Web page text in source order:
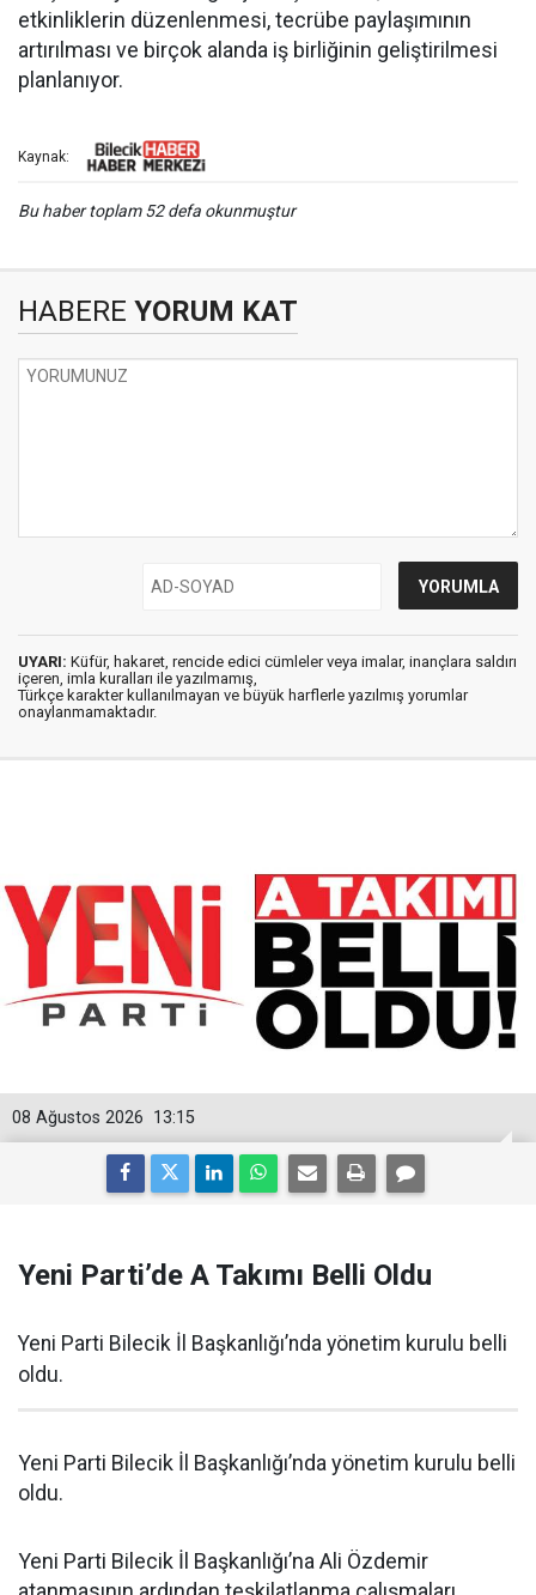
etkinliklerin düzenlenmesi, tecrübe paylaşımının
artırılması ve birçok alanda iş birliğinin geliştirilmesi
planlanıyor.
Kaynak:
Bu haber toplam 52 defa okunmuştur
HABERE YORUM KAT
UYARI: Küfür, hakaret, rencide edici cümleler veya imalar, inançlara saldırı
içeren, imla kuralları ile yazılmamış,
Türkçe karakter kullanılmayan ve büyük harflerle yazılmış yorumlar
onaylanmamaktadır.
13:15
08 Ağustos 2026
Yeni Parti’de A Takımı Belli Oldu
Yeni Parti Bilecik İl Başkanlığı’nda yönetim kurulu belli
oldu.
Yeni Parti Bilecik İl Başkanlığı’nda yönetim kurulu belli
oldu.
Yeni Parti Bilecik İl Başkanlığı’na Ali Özdemir